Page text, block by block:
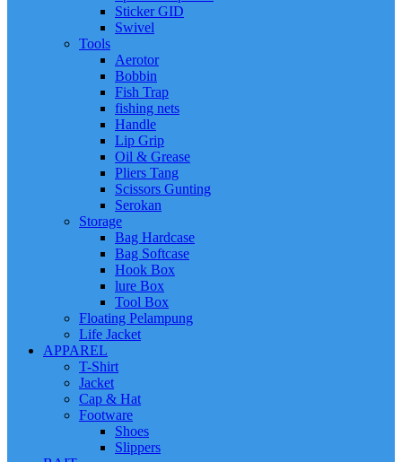
Sticker GID
Swivel
Tools
Aerotor
Bobbin
Fish Trap
fishing nets
Handle
Lip Grip
Oil & Grease
Pliers Tang
Scissors Gunting
Serokan
Storage
Bag Hardcase
Bag Softcase
Hook Box
lure Box
Tool Box
Floating Pelampung
Life Jacket
APPAREL
T-Shirt
Jacket
Cap & Hat
Footware
Shoes
Slippers